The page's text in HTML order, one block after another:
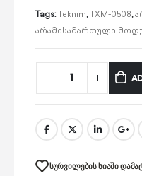
Tags:Teknim,TXM-0508,
არამისამართული
ᲡᲣᲠᲕᲘᲚᲔᲑᲘᲡ ᲡᲘᲐᲨᲘ